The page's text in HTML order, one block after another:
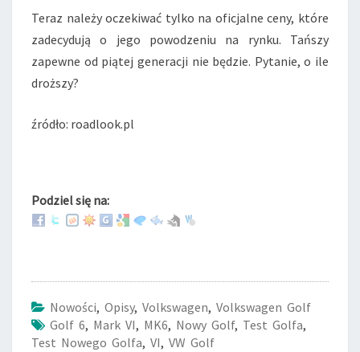
Teraz należy oczekiwać tylko na oficjalne ceny, które
zadecydują o jego powodzeniu na rynku. Tańszy
zapewne od piątej generacji nie będzie. Pytanie, o ile
droższy?
źródło: roadlook.pl
Podziel się na:
Nowości, Opisy, Volkswagen, Volkswagen Golf
Golf 6, Mark VI, MK6, Nowy Golf, Test Golfa,
Test Nowego Golfa, VI, VW Golf